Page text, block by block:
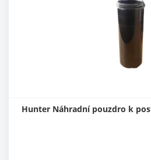
Hunter Náhradní pouzdro k